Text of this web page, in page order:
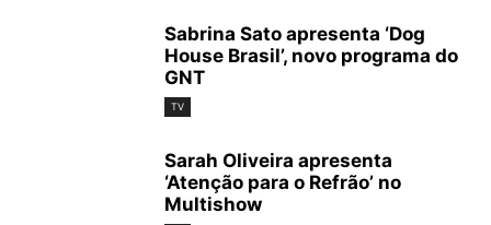
Sabrina Sato apresenta ‘Dog
House Brasil’, novo programa do
GNT
TV
Sarah Oliveira apresenta
‘Atenção para o Refrão’ no
Multishow